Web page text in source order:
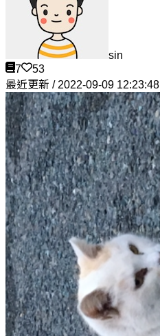
sin
7
53
最近更新 / 2022-09-09 12:23:48